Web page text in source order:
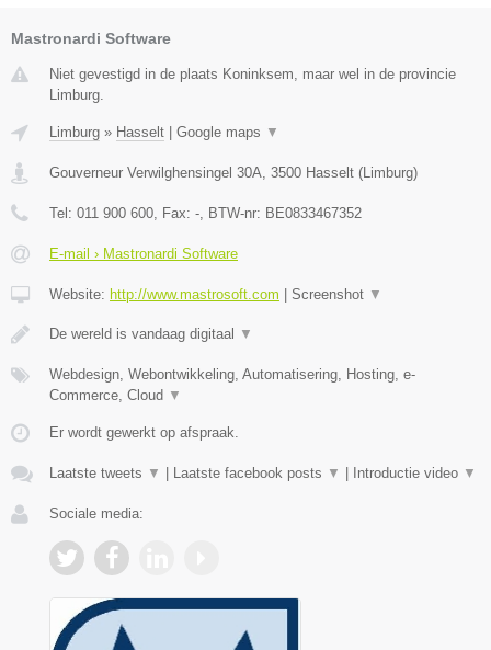
Mastronardi Software
Niet gevestigd in de plaats Koninksem, maar wel in de provincie
Limburg.
Limburg » Hasselt Google maps ▼
Gouverneur Verwilghensingel 30A, 3500 Hasselt (Limburg)
Tel: 011 900 600, Fax: -, BTW-nr: BE0833467352
E-mail › Mastronardi Software
Website: http://www.mastrosoft.com Screenshot ▼
De wereld is vandaag digitaal ▼
Webdesign, Webontwikkeling, Automatisering, Hosting, e-
Commerce, Cloud ▼
Er wordt gewerkt op afspraak.
Laatste tweets ▼ Laatste facebook posts ▼ Introductie video ▼
Sociale media: